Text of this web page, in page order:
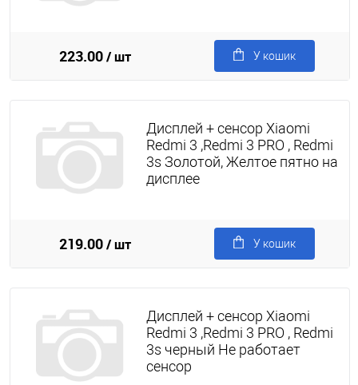
223.00/ шт У кошик
Дисплей + сенсор Xiaomi
Redmi 3 ,Redmi 3 PRO , Redmi
3s Золотой, Желтое пятно на
дисплее
219.00/ шт У кошик
Дисплей + сенсор Xiaomi
Redmi 3 ,Redmi 3 PRO , Redmi
3s черный Не работает
сенсор